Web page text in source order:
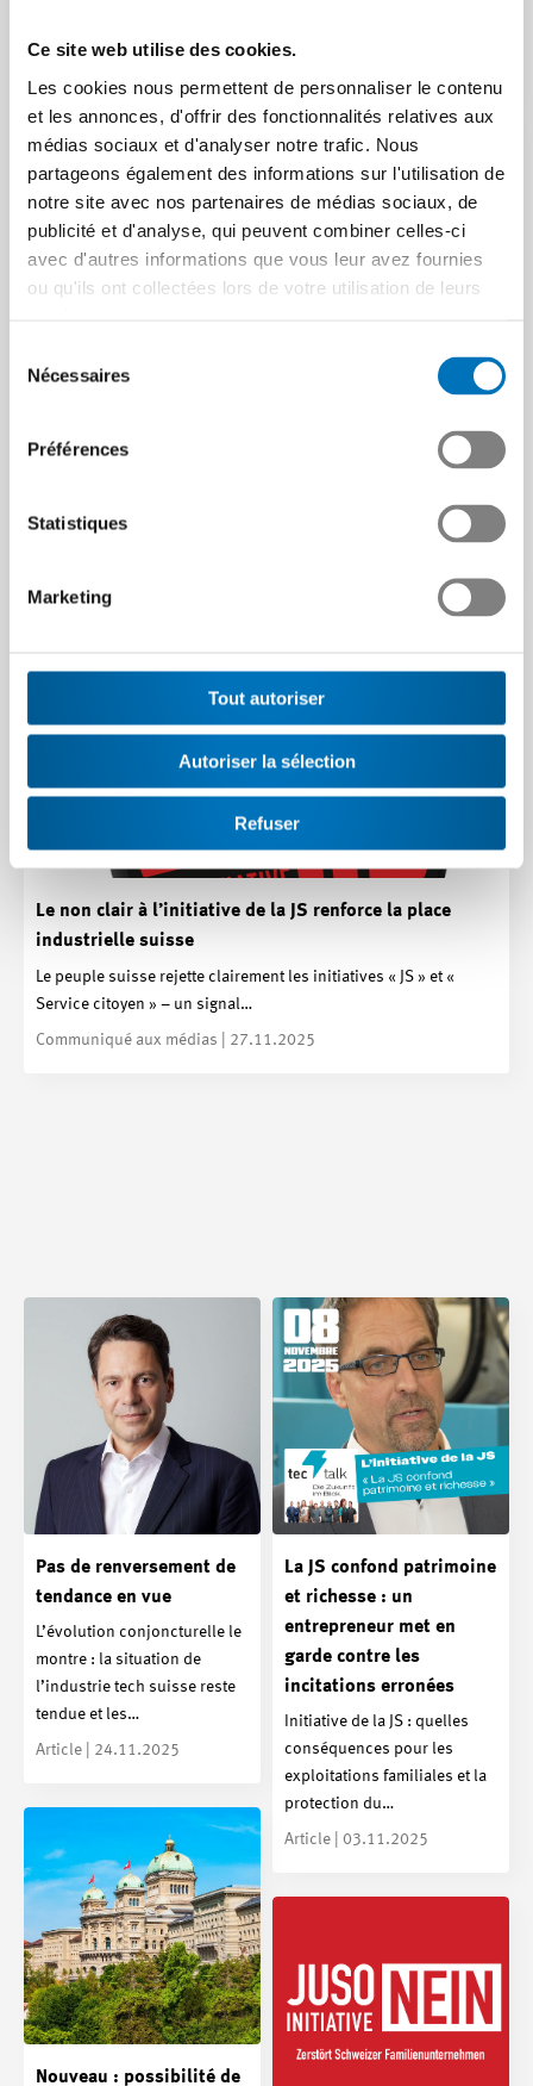
Ce site web utilise des cookies.
Les cookies nous permettent de personnaliser le contenu
et les annonces, d'offrir des fonctionnalités relatives aux
médias sociaux et d'analyser notre trafic. Nous
partageons également des informations sur l'utilisation de
notre site avec nos partenaires de médias sociaux, de
publicité et d'analyse, qui peuvent combiner celles-ci
avec d'autres informations que vous leur avez fournies
ou qu'ils ont collectées lors de votre utilisation de leurs
Nécessaires
Préférences
Statistiques
Marketing
Tout autoriser
Autoriser la sélection
Refuser
Article | 08.12.2025
Martin Hirzel se penche sur
dans le nouveau TecTalk.
Le non clair à l’initiative de la JS renforce la place
industrielle suisse
Le peuple suisse rejette clairement les initiatives « JS » et «
Service citoyen » – un signal…
Communiqué aux médias | 27.11.2025
Pas de renversement de
tendance en vue
L’évolution conjoncturelle le
montre : la situation de
l’industrie tech suisse reste
tendue et les…
Article | 24.11.2025
La JS confond patrimoine
et richesse : un
entrepreneur met en
garde contre les
incitations erronées
Initiative de la JS : quelles
conséquences pour les
exploitations familiales et la
protection du…
Article | 03.11.2025
Nouveau : possibilité de